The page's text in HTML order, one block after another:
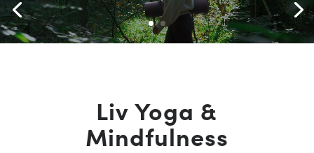
Liv Yoga &
Mindfulness